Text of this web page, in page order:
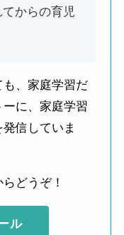
からの育児
、家庭学習だ
に、家庭学習
信していま
どうぞ！
ル